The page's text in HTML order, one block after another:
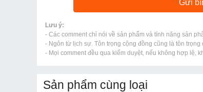
Lưu ý:
- Các comment chỉ nói về sản phẩm và tính năng sản
- Ngôn từ lịch sự. Tôn trọng cộng đồng cũng là tôn trọng
- Mọi comment đều qua kiểm duyệt, nếu không hợp lệ,
Sản phẩm cùng loại